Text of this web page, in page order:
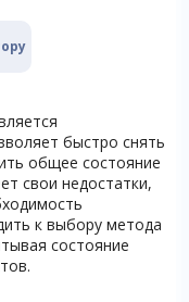
быстро снять
общее состояние
свои недостатки,
к выбору метода
состояние